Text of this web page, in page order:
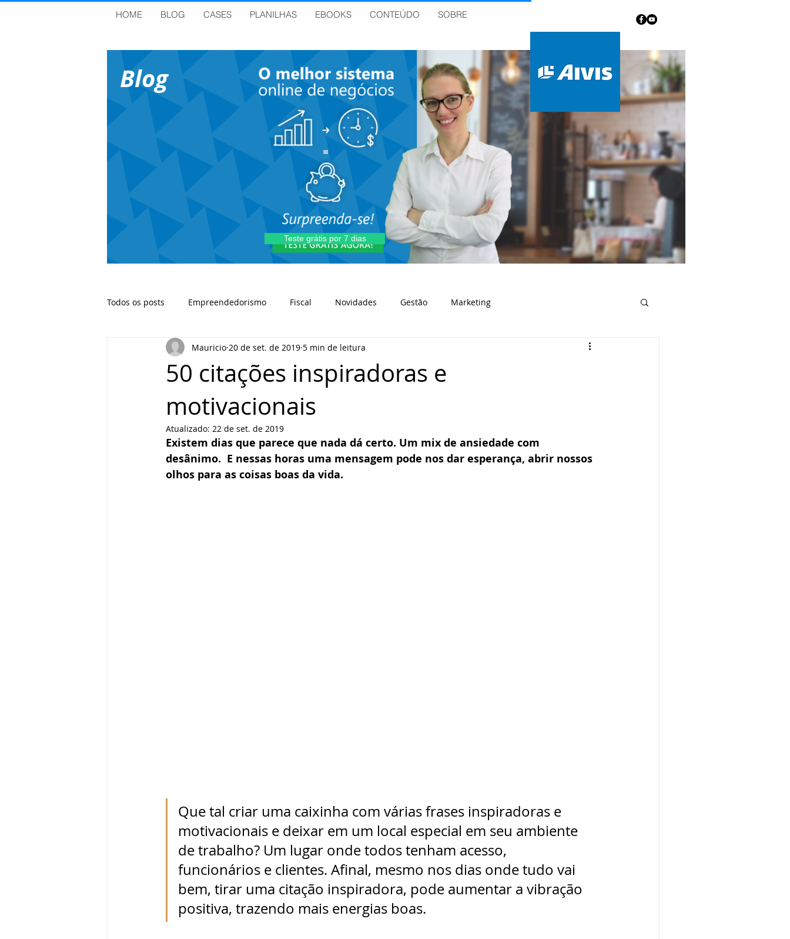
HOME BLOG CASES PLANILHAS EBOOKS CONTEÚDO SOBRE
Teste grátis por 7 dias
Blog
Todos os posts Empreendedorismo Fiscal Novidades Gestão Marketing
50 citações inspiradoras e
motivacionais
Mauricio 20 de set. de 2019 5 min de leitura
Atualizado: 22 de set. de 2019
Existem dias que parece que nada dá certo. Um mix de ansiedade com
desânimo.  E nessas horas uma mensagem pode nos dar esperança, abrir nossos
olhos para as coisas boas da vida.
Que tal criar uma caixinha com várias frases inspiradoras e
motivacionais e deixar em um local especial em seu ambiente
de trabalho? Um lugar onde todos tenham acesso,
funcionários e clientes. Afinal, mesmo nos dias onde tudo vai
bem, tirar uma citação inspiradora, pode aumentar a vibração
positiva, trazendo mais energias boas.